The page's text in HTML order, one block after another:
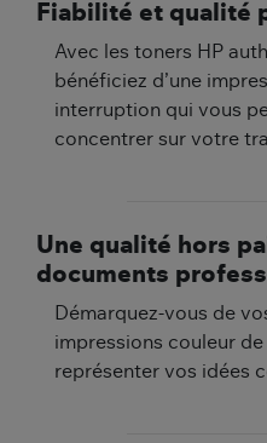
Fiabilité et qualité
Avec les toners HP
bénéficiez d’une
interruption qui vous
concentrer sur votre
Une qualité hors
documents
Démarquez-vous de
impressions couleur
représenter vos idées